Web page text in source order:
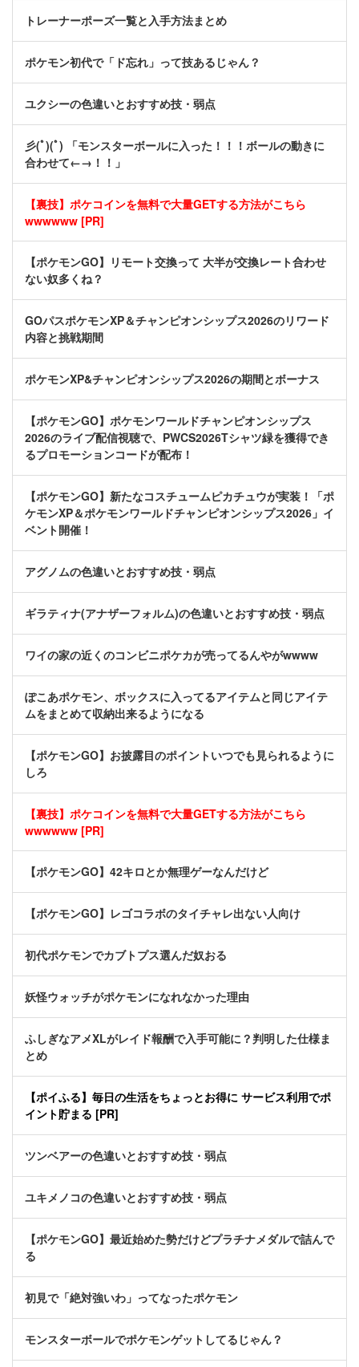
トレーナーポーズ一覧と入手方法まとめ
ポケモン初代で「ド忘れ」って技あるじゃん？
ユクシーの色違いとおすすめ技・弱点
彡(ﾟ)(ﾟ) 「モンスターボールに入った！！！ボールの動きに
合わせて←→！！」
【裏技】ポケコインを無料で大量GETする方法がこちら
wwwwww [PR]
【ポケモンGO】リモート交換って 大半が交換レート合わせ
ない奴多くね？
GOパスポケモンXP＆チャンピオンシップス2026のリワード
内容と挑戦期間
ポケモンXP&チャンピオンシップス2026の期間とボーナス
【ポケモンGO】ポケモンワールドチャンピオンシップス
2026のライブ配信視聴で、PWCS2026Tシャツ緑を獲得でき
るプロモーションコードが配布！
【ポケモンGO】新たなコスチュームピカチュウが実装！「ポ
ケモンXP＆ポケモンワールドチャンピオンシップス2026」イ
ベント開催！
アグノムの色違いとおすすめ技・弱点
ギラティナ(アナザーフォルム)の色違いとおすすめ技・弱点
ワイの家の近くのコンビニポケカが売ってるんやがwwww
ぽこあポケモン、ボックスに入ってるアイテムと同じアイテ
ムをまとめて収納出来るようになる
【ポケモンGO】お披露目のポイントいつでも見られるように
しろ
【裏技】ポケコインを無料で大量GETする方法がこちら
wwwwww [PR]
【ポケモンGO】42キロとか無理ゲーなんだけど
【ポケモンGO】レゴコラボのタイチャレ出ない人向け
初代ポケモンでカブトプス選んだ奴おる
妖怪ウォッチがポケモンになれなかった理由
ふしぎなアメXLがレイド報酬で入手可能に？判明した仕様ま
とめ
【ポイふる】毎日の生活をちょっとお得に サービス利用でポ
イント貯まる [PR]
ツンベアーの色違いとおすすめ技・弱点
ユキメノコの色違いとおすすめ技・弱点
【ポケモンGO】最近始めた勢だけどプラチナメダルで詰んで
る
初見で「絶対強いわ」ってなったポケモン
モンスターボールでポケモンゲットしてるじゃん？